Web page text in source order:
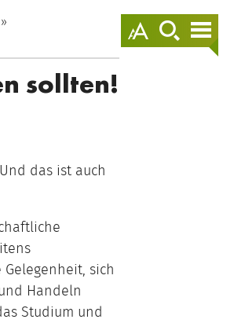
anzeigen
zur
Suche
springen
sollten!
das ist auch
sich
Handeln
Studium und